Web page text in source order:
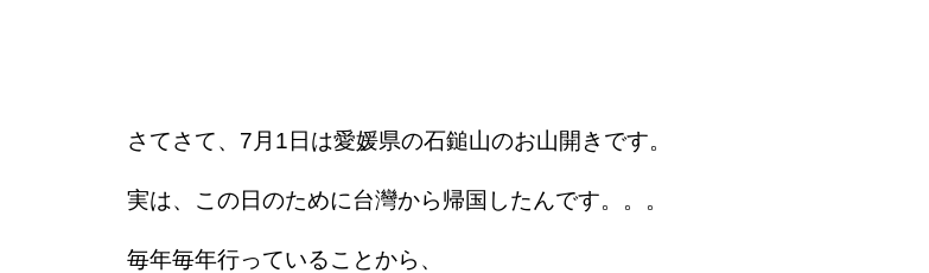
さてさて、7月1日は愛媛県の石鎚山のお山開きです。
実は、この日のために台灣から帰国したんです。。。
毎年毎年行っていることから、